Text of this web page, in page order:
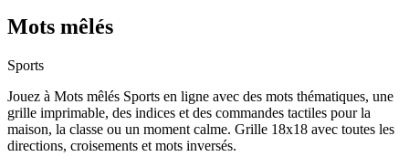
Mots mêlés
Sports
Jouez à Mots mêlés Sports en ligne avec des mots thématiques, une
grille imprimable, des indices et des commandes tactiles pour la
maison, la classe ou un moment calme. Grille 18x18 avec toutes les
directions, croisements et mots inversés.